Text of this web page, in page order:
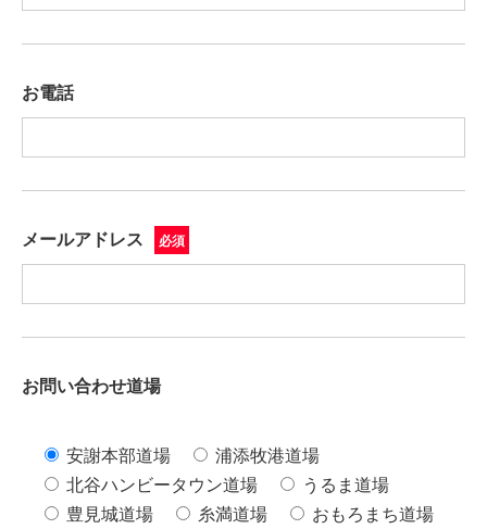
お電話
メールアドレス 必須
お問い合わせ道場
安謝本部道場
浦添牧港道場
北谷ハンビータウン道場
うるま道場
豊見城道場
糸満道場 おもろまち道場